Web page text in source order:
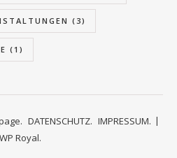
(3)
(1)
DATENSCHUTZ. IMPRESSUM.
WP Royal.